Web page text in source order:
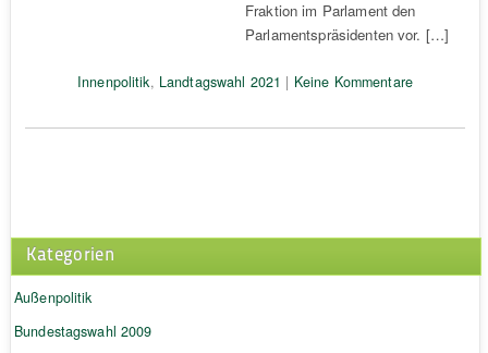
Fraktion im Parlament den
Parlamentspräsidenten vor. […]
Innenpolitik, Landtagswahl 2021 | Keine Kommentare
Kategorien
Außenpolitik
Bundestagswahl 2009